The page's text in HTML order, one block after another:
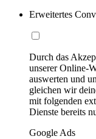
Erweitertes
Durch das
unserer Online-
auswerten und
gleichen wir
mit folgenden
Dienste bereits
Google Ads